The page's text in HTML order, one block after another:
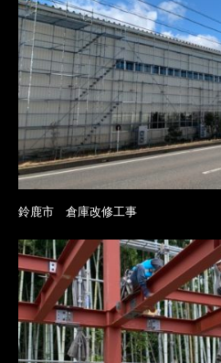
鈴鹿市 倉庫改修工事